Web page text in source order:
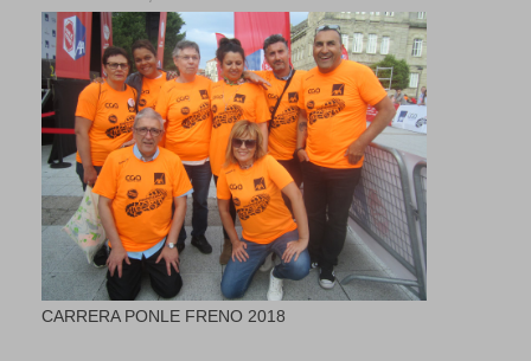
CARRERA PONLE FRENO 2018